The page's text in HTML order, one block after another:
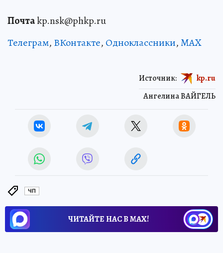
Почтаkp.nsk@phkp.ru
Телеграм, ВКонтакте, Одноклассники,MAX
Ангелина ВАЙГЕЛЬ
Источник: kp.ru
ЧП
ЧИТАЙТЕ НАС В МАХ!